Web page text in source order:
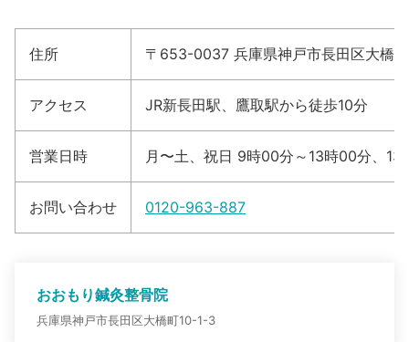
住所 〒653-0037 兵庫県神戸市長田区大橋
アクセス JR新長田駅、鷹取駅から徒歩10分
営業日時 月〜土、祝日 9時00分～13時00分、
お問い合わせ 0120-963-887
おおもり鍼灸整骨院
兵庫県神戸市長田区大橋町10-1-3